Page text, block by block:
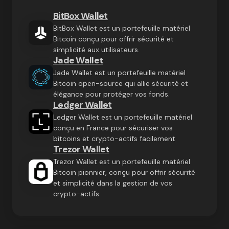
BitBox Wallet
BitBox Wallet est un portefeuille matériel
Bitcoin conçu pour offrir sécurité et
simplicité aux utilisateurs.
Jade Wallet
Jade Wallet est un portefeuille matériel
Bitcoin open-source qui allie sécurité et
élégance pour protéger vos fonds.
Ledger Wallet
Ledger Wallet est un portefeuille matériel
conçu en France pour sécuriser vos
bitcoins et crypto-actifs facilement
Trezor Wallet
Trezor Wallet est un portefeuille matériel
Bitcoin pionnier, conçu pour offrir sécurité
et simplicité dans la gestion de vos
crypto-actifs.